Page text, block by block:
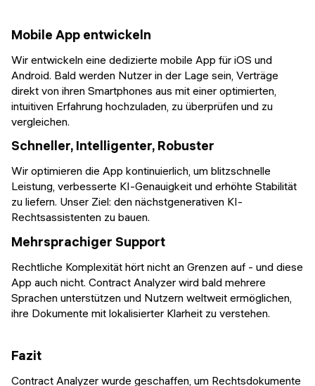
Mobile App entwickeln
Wir entwickeln eine dedizierte mobile App für iOS und
Android. Bald werden Nutzer in der Lage sein, Verträge
direkt von ihren Smartphones aus mit einer optimierten,
intuitiven Erfahrung hochzuladen, zu überprüfen und zu
vergleichen.
Schneller, Intelligenter, Robuster
Wir optimieren die App kontinuierlich, um blitzschnelle
Leistung, verbesserte KI-Genauigkeit und erhöhte Stabilität
zu liefern. Unser Ziel: den nächstgenerativen KI-
Rechtsassistenten zu bauen.
Mehrsprachiger Support
Rechtliche Komplexität hört nicht an Grenzen auf - und diese
App auch nicht. Contract Analyzer wird bald mehrere
Sprachen unterstützen und Nutzern weltweit ermöglichen,
ihre Dokumente mit lokalisierter Klarheit zu verstehen.
Fazit
Contract Analyzer wurde geschaffen, um Rechtsdokumente